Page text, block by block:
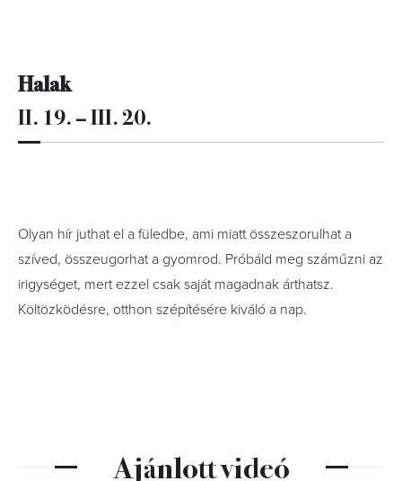
Halak
II. 19. – III. 20.
Olyan hír juthat el a füledbe, ami miatt összeszorulhat a
szíved, összeugorhat a gyomrod. Próbáld meg száműzni az
irigységet, mert ezzel csak saját magadnak árthatsz.
Költözködésre, otthon szépítésére kiváló a nap.
Ajánlott videó